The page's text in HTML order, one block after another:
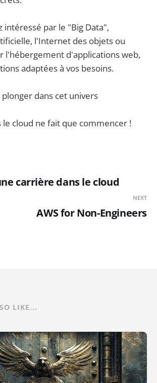
intéressé par le "Big Data",
l'Internet des objets ou
l'hébergement d'applications web,
adaptées à vos besoins.
dans cet univers
le cloud ne fait que commencer !
carrière dans le cloud
NEXT
AWS for Non-Engineers
LIKE...